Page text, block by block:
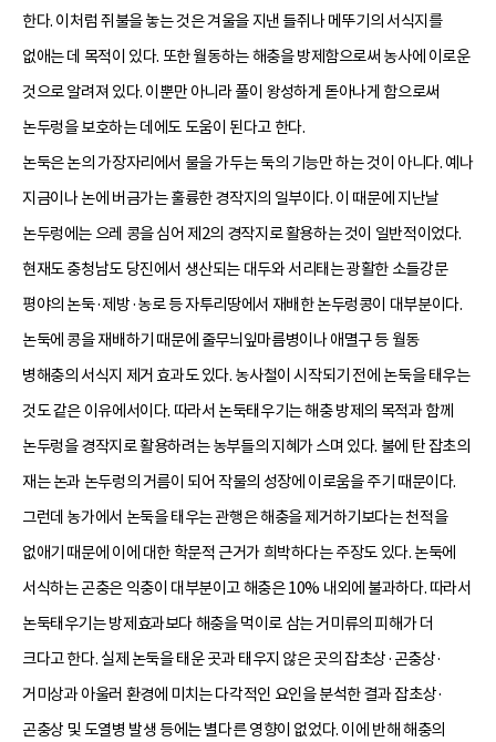
한다. 이처럼 쥐불을 놓는 것은 겨울을 지낸 들쥐나 메뚜기의 서식지를
없애는 데 목적이 있다. 또한 월동하는 해충을 방제함으로써 농사에 이로운
것으로 알려져 있다. 이뿐만 아니라 풀이 왕성하게 돋아나게 함으로써
논두렁을 보호하는 데에도 도움이 된다고 한다.
논둑은 논의 가장자리에서 물을 가두는 둑의 기능만 하는 것이 아니다. 예나
지금이나 논에 버금가는 훌륭한 경작지의 일부이다. 이 때문에 지난날
논두렁에는 으레 콩을 심어 제2의 경작지로 활용하는 것이 일반적이었다.
현재도 충청남도 당진에서 생산되는 대두와 서리태는 광활한 소들강문
평야의 논둑·제방·농로 등 자투리땅에서 재배한 논두렁콩이 대부분이다.
논둑에 콩을 재배하기 때문에 줄무늬잎마름병이나 애멸구 등 월동
병해충의 서식지 제거 효과도 있다. 농사철이 시작되기 전에 논둑을 태우는
것도 같은 이유에서이다. 따라서 논둑태우기는 해충 방제의 목적과 함께
논두렁을 경작지로 활용하려는 농부들의 지혜가 스며 있다. 불에 탄 잡초의
재는 논과 논두렁의 거름이 되어 작물의 성장에 이로움을 주기 때문이다.
그런데 농가에서 논둑을 태우는 관행은 해충을 제거하기보다는 천적을
없애기 때문에 이에 대한 학문적 근거가 희박하다는 주장도 있다. 논둑에
서식하는 곤충은 익충이 대부분이고 해충은 10% 내외에 불과하다. 따라서
논둑태우기는 방제효과보다 해충을 먹이로 삼는 거미류의 피해가 더
크다고 한다. 실제 논둑을 태운 곳과 태우지 않은 곳의 잡초상·곤충상·
거미상과 아울러 환경에 미치는 다각적인 요인을 분석한 결과 잡초상·
곤충상 및 도열병 발생 등에는 별다른 영향이 없었다. 이에 반해 해충의